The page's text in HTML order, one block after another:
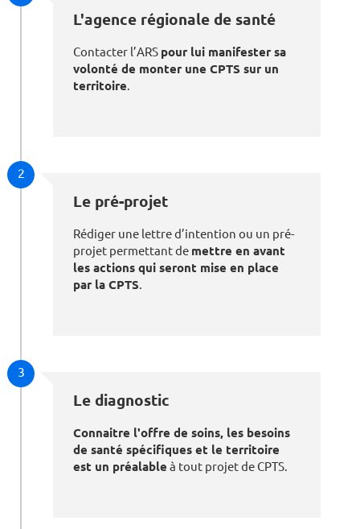
L'agence régionale de santé
Contacter l’ARS pour lui manifester sa
volonté de monter une CPTS sur un
territoire.
2
Le pré-projet
Rédiger une lettre d’intention ou un pré-
projet permettant de mettre en avant
les actions qui seront mise en place
par la CPTS.
3
Le diagnostic
Connaitre l'offre de soins, les besoins
de santé spécifiques et le territoire
est un préalable à tout projet de CPTS.